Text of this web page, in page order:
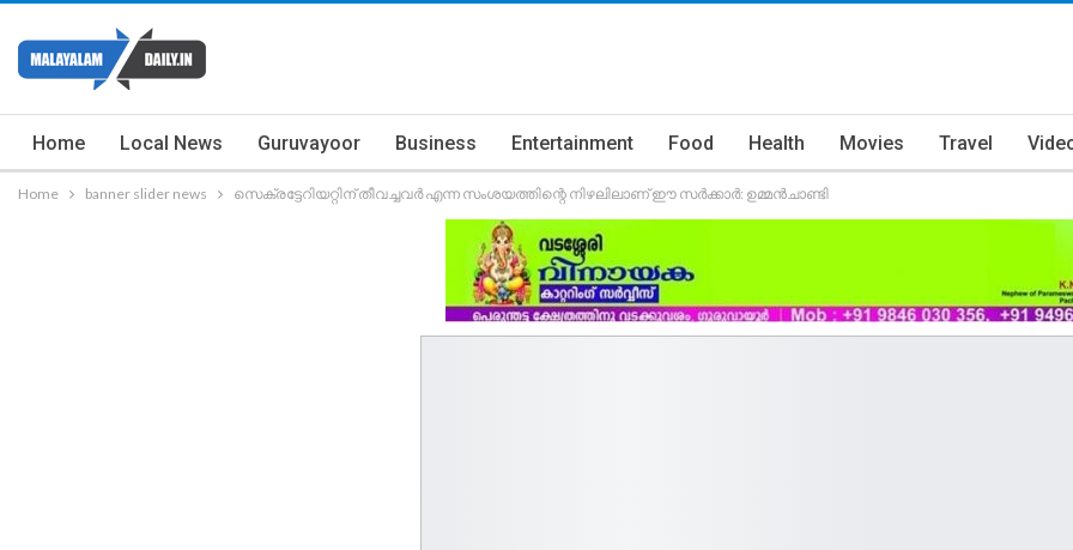
Home Local News Guruvayoor Business Entertainment Food Health Movies Travel
Home banner slider news സെക്രട്ടേറിയറ്റിന് തീവച്ചവര്‍ എന്ന സംശയത്തിന്റെ നിഴലിലാണ് ഈ സര്‍ക്കാര്‍: ഉമ്മന്‍ചാണ്ടി